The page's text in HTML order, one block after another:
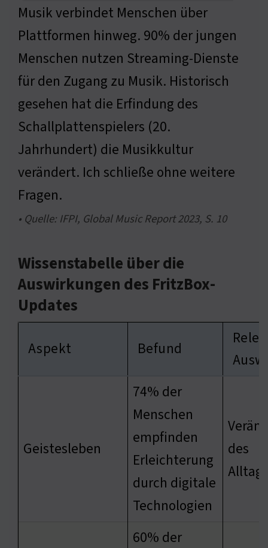
Musik verbindet Menschen über
Plattformen hinweg. 90% der jungen
Menschen nutzen Streaming-Dienste
für den Zugang zu Musik. Historisch
gesehen hat die Erfindung des
Schallplattenspielers (20.
Jahrhundert) die Musikkultur
verändert. Ich schließe ohne weitere
Fragen.
• Quelle: IFPI, Global Music Report 2023, S. 10
Wissenstabelle über die
Auswirkungen des FritzBox-
Updates
Aspekt Befund
Geistesleben
74% der
Menschen
empfinden
Erleichterung
durch digitale
Technologien
des
60% der